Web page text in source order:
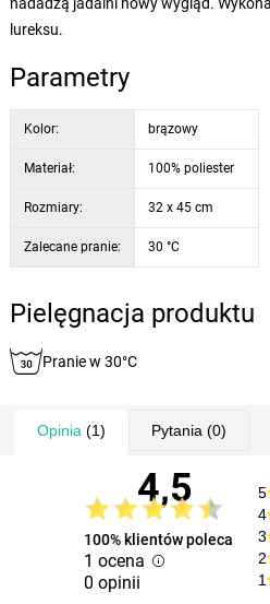
lureksu.
Parametry
Kolor: brązowy
Materiał: 100% poliester
Rozmiary: 32 x 45 cm
Zalecane pranie: 30 °C
Pielęgnacja produktu
Pranie w 30°C
Opinia (1) Pytania (0)
4,5
100% klientów poleca
1 ocena
0 opinii
5
4
3
2
1